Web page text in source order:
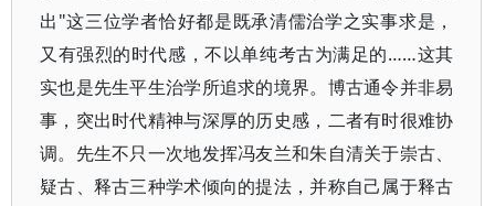
出"这三位学者恰好都是既承清儒治学之实事求是，
又有强烈的时代感，不以单纯考古为满足的……这其
实也是先生平生治学所追求的境界。博古通令并非易
事，突出时代精神与深厚的历史感，二者有时很难协
调。先生不只一次地发挥冯友兰和朱自清关于崇古、
疑古、释古三种学术倾向的提法，并称自己属于释古